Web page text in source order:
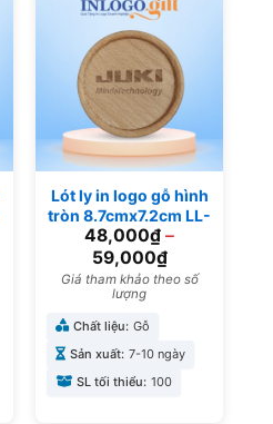
Lót ly in logo gỗ hình
tròn 8.7cmx7.2cm LL-
01
48,000₫ –
59,000₫
Giá tham khảo theo số
lượng
Chất liệu: Gỗ
Sản xuất: 7-10 ngày
SL tối thiểu: 100